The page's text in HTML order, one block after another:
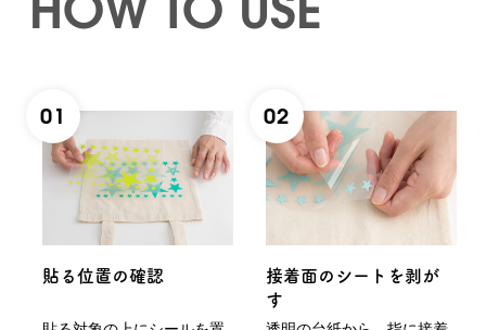
01
貼る位置の確認
02
接着面のシートを剥が
す